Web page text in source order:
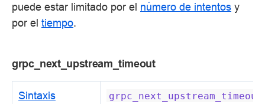
puede estar limitado por el número de intentos y
por el tiempo.
grpc_next_upstream_timeout
Sintaxis grpc_next_upstream_timeout